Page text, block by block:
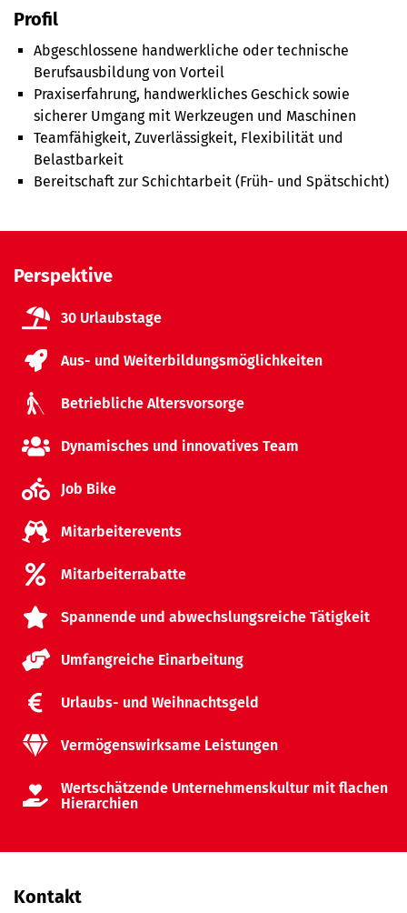
Profil
Abgeschlossene handwerkliche oder technische
Berufsausbildung von Vorteil
Praxiserfahrung, handwerkliches Geschick sowie
sicherer Umgang mit Werkzeugen und Maschinen
Teamfähigkeit, Zuverlässigkeit, Flexibilität und
Belastbarkeit
Bereitschaft zur Schichtarbeit (Früh- und Spätschicht)
Perspektive
30 Urlaubstage
Aus- und Weiterbildungsmöglichkeiten
Betriebliche Altersvorsorge
Dynamisches und innovatives Team
Job Bike
Mitarbeiterevents
Mitarbeiterrabatte
Spannende und abwechslungsreiche Tätigkeit
Umfangreiche Einarbeitung
Urlaubs- und Weihnachtsgeld
Vermögenswirksame Leistungen
Wertschätzende Unternehmenskultur mit flachen
Hierarchien
Kontakt